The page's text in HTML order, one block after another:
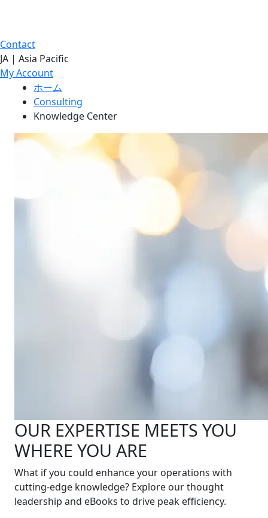
Contact
JA | Asia Pacific
My Account
ホーム
Consulting
Knowledge Center
OUR EXPERTISE MEETS YOU
WHERE YOU ARE
What if you could enhance your operations with
cutting-edge knowledge? Explore our thought
leadership and eBooks to drive peak efficiency.